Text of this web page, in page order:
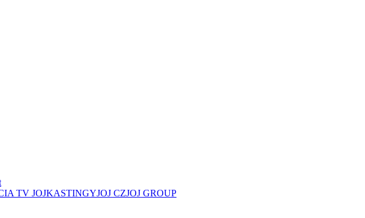
TV JOJKASTINGYJOJ CZJOJ GROUP